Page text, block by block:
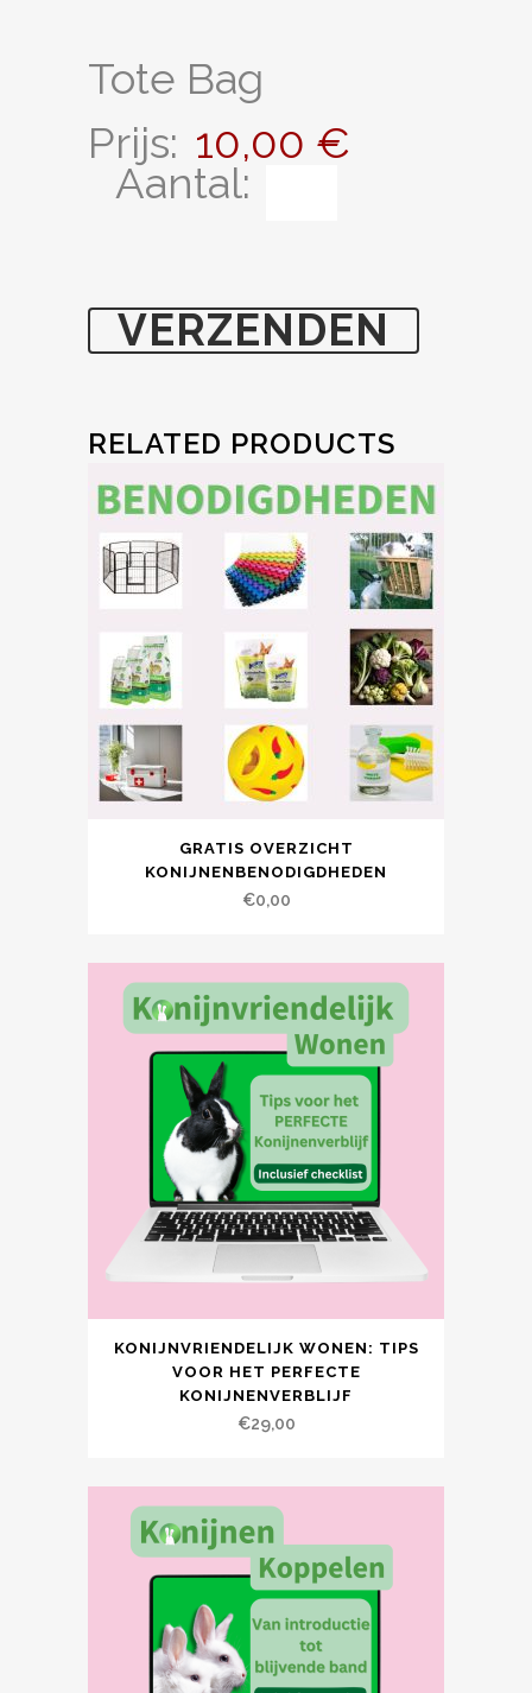
Tote Bag
Prijs: 10,00 €
Aantal:
RELATED PRODUCTS
GRATIS OVERZICHT
KONIJNENBENODIGDHEDEN
€0,00
KONIJNVRIENDELIJK WONEN: TIPS
VOOR HET PERFECTE
KONIJNENVERBLIJF
€29,00